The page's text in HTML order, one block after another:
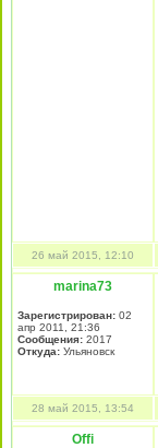
26 май 2015, 12:10
marina73
Зарегистрирован: 02
апр 2011, 21:36
Сообщения: 2017
Откуда: Ульяновск
28 май 2015, 13:54
Offi